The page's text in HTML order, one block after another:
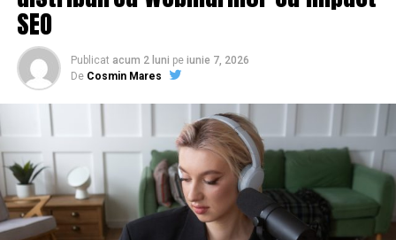
SEO
Publicat acum 2 luni pe iunie 7, 2026
De Cosmin Mares